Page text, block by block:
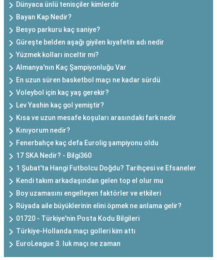
Dünyaca ünlü tenisçiler kimlerdir
Bayan Kap Nedir?
Besyo parkuru kaç saniye?
Güreşte belden aşağı giyilen kıyafetin adı nedir
Yüzmek kolları inceltir mi?
Almanya'nın Kaç Şampiyonluğu Var
En uzun süren basketbol maçı ne kadar sürdü
Voleybol için kaç yaş gerekir?
Lev Yashin kaç gol yemiştir?
Kısa ve uzun mesafe koşuları arasındaki fark nedir
Kınıyorum nedir?
Fenerbahçe kaç defa Eurolig şampiyonu oldu
17 SKA Nedir? - Bilgi360
1 Şubat'ta Hangi Futbolcu Doğdu? Tarihçesi ve Efsaneler
Kendi takım arkadaşından gelen top el olur mu
Boy uzamasını engelleyen faktörler ve etkileri
Rüyada aile büyüklerinin elini öpmek ne anlama gelir?
01720 - Türkiye'nin Posta Kodu Bilgileri
Türkiye-Hollanda maçı golleri kim attı
EuroLeague 3. luk maçı ne zaman